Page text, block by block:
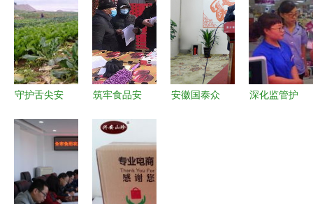
与生产资料
价格双双回
落
查保春节放
心肉上市
盟批发市
场,农产品
代理加盟价
格信息 阿
德采购网
守护舌尖安
开展双节农
全专项抽检
行动
筑牢食品安
尚市场监管
所开展进口
食用农产品
专项检查
安徽国泰众
深化监管护